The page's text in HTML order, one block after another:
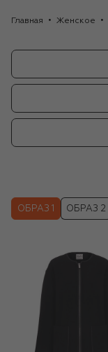
Главная Женское
ОБРАЗ 1 ОБРАЗ 2